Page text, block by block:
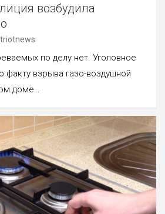
возбудила
по делу нет. Уголовное
факту взрыва газо-воздушной
доме…